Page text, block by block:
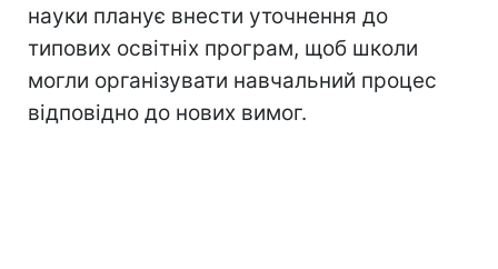
науки планує внести уточнення до
типових освітніх програм, щоб школи
могли організувати навчальний процес
відповідно до нових вимог.